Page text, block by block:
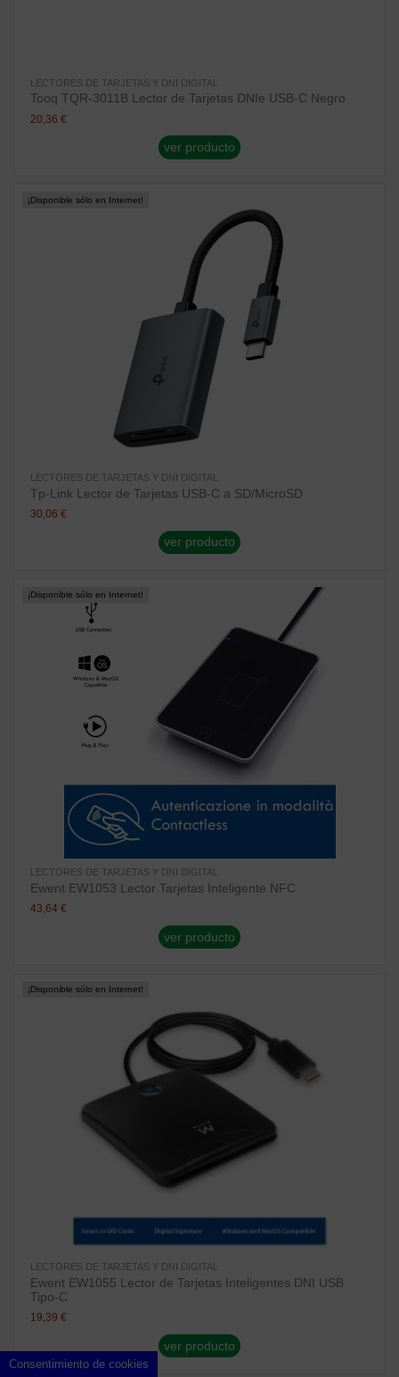
LECTORES DE TARJETAS Y DNI DIGITAL
Tooq TQR-3011B Lector de Tarjetas DNIe USB-C Negro
20,36 €
ver producto
¡Disponible sólo en Internet!
LECTORES DE TARJETAS Y DNI DIGITAL
Tp-Link Lector de Tarjetas USB-C a SD/MicroSD
30,06 €
ver producto
¡Disponible sólo en Internet!
LECTORES DE TARJETAS Y DNI DIGITAL
Ewent EW1053 Lector Tarjetas Inteligente NFC
43,64 €
ver producto
¡Disponible sólo en Internet!
LECTORES DE TARJETAS Y DNI DIGITAL
Ewent EW1055 Lector de Tarjetas Inteligentes DNI USB
Tipo-C
19,39 €
ver producto
Consentimiento de cookies